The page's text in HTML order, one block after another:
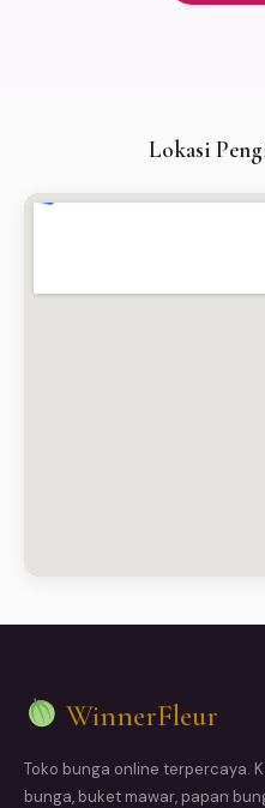
Lokasi
WinnerFleur
Toko bunga online terpercaya.
bunga, buket mawar, papan